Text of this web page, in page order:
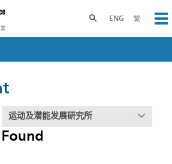
ENG 繁
Toggle search panel
运动及潜能发展研究所